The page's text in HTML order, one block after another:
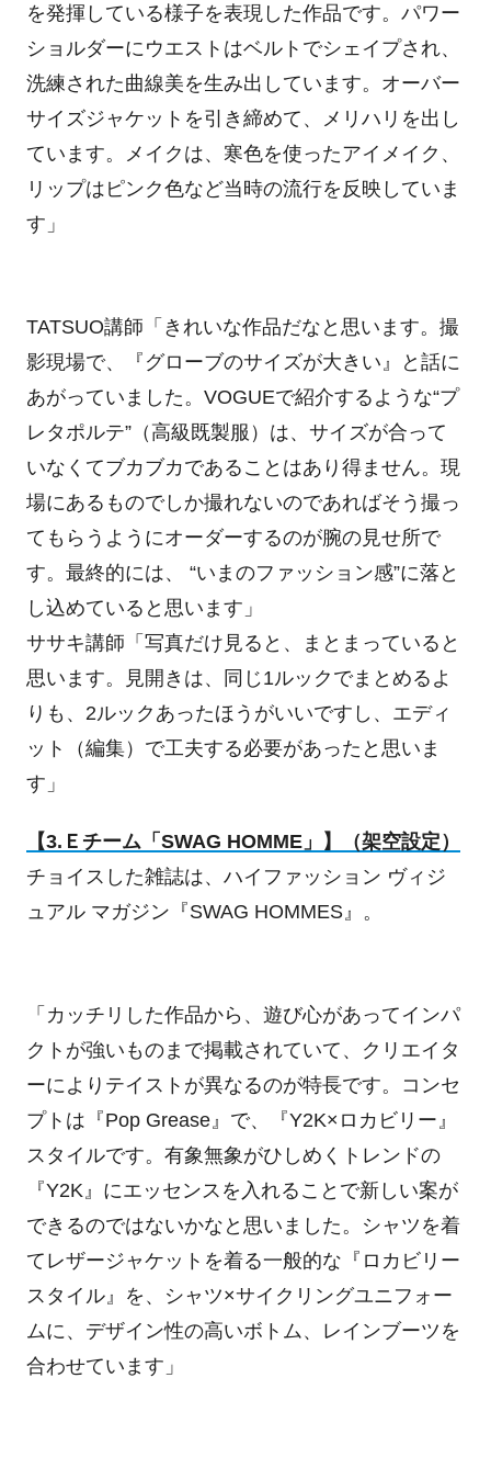
を発揮している様子を表現した作品です。パワー
ショルダーにウエストはベルトでシェイプされ、
洗練された曲線美を生み出しています。オーバー
サイズジャケットを引き締めて、メリハリを出し
ています。メイクは、寒色を使ったアイメイク、
リップはピンク色など当時の流行を反映していま
す」
TATSUO講師「きれいな作品だなと思います。撮
影現場で、『グローブのサイズが大きい』と話に
あがっていました。VOGUEで紹介するような“プ
レタポルテ”（高級既製服）は、サイズが合って
いなくてブカブカであることはあり得ません。現
場にあるものでしか撮れないのであればそう撮っ
てもらうようにオーダーするのが腕の見せ所で
す。最終的には、 “いまのファッション感”に落と
し込めていると思います」
ササキ講師「写真だけ見ると、まとまっていると
思います。見開きは、同じ1ルックでまとめるよ
りも、2ルックあったほうがいいですし、エディ
ット（編集）で工夫する必要があったと思いま
す」
【3.Ｅチーム「SWAG HOMME」】（架空設定）
チョイスした雑誌は、ハイファッション ヴィジ
ュアル マガジン『SWAG HOMMES』。
「カッチリした作品から、遊び心があってインパ
クトが強いものまで掲載されていて、クリエイタ
ーによりテイストが異なるのが特長です。コンセ
プトは『Pop Grease』で、『Y2K×ロカビリー』
スタイルです。有象無象がひしめくトレンドの
『Y2K』にエッセンスを入れることで新しい案が
できるのではないかなと思いました。シャツを着
てレザージャケットを着る一般的な『ロカビリー
スタイル』を、シャツ×サイクリングユニフォー
ムに、デザイン性の高いボトム、レインブーツを
合わせています」